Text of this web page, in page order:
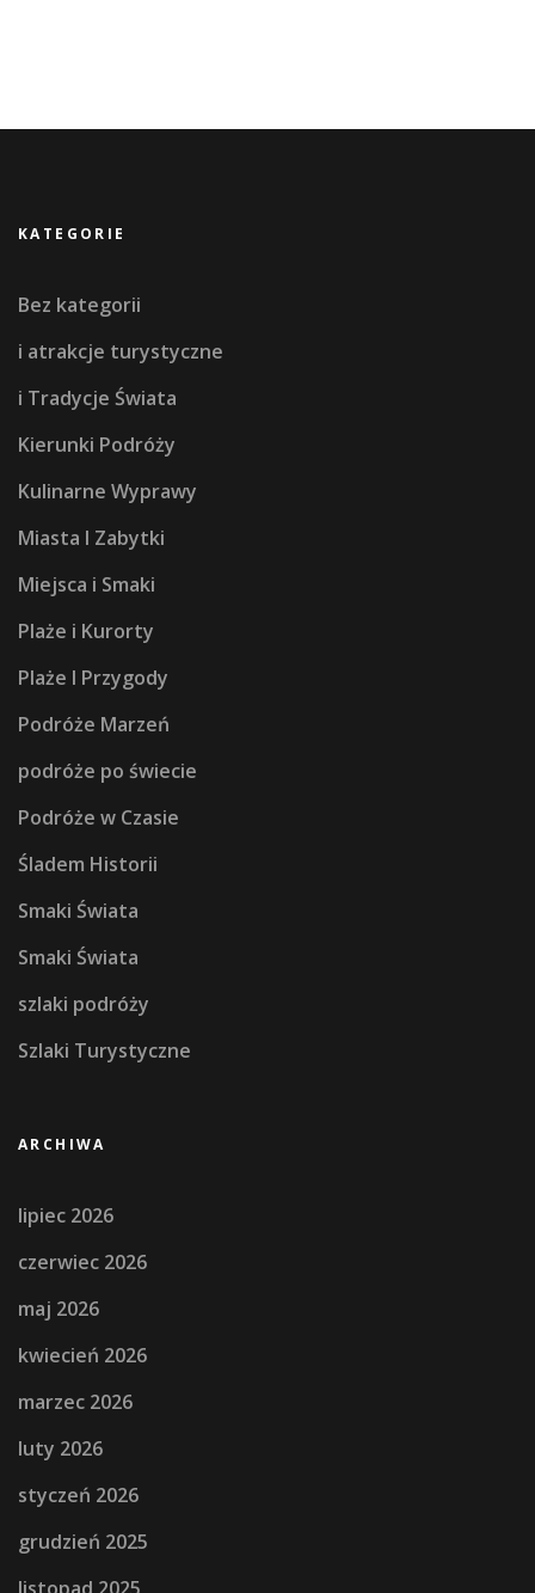
KATEGORIE
Bez kategorii
i atrakcje turystyczne
i Tradycje Świata
Kierunki Podróży
Kulinarne Wyprawy
Miasta I Zabytki
Miejsca i Smaki
Plaże i Kurorty
Plaże I Przygody
Podróże Marzeń
podróże po świecie
Podróże w Czasie
Śladem Historii
Smaki Świata
Smaki Świata
szlaki podróży
Szlaki Turystyczne
ARCHIWA
lipiec 2026
czerwiec 2026
maj 2026
kwiecień 2026
marzec 2026
luty 2026
styczeń 2026
grudzień 2025